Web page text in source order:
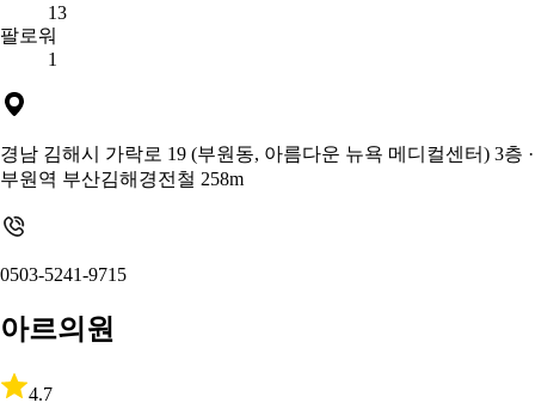
13
팔로워
1
경남 김해시 가락로 19 (부원동, 아름다운 뉴욕 메디컬센터) 3층 ·
부원역 부산김해경전철 258m
0503-5241-9715
아르의원
4.7